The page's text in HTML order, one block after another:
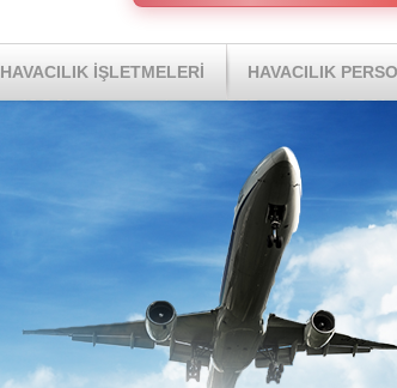
HAVACILIK İŞLETMELERİ HAVACILIK